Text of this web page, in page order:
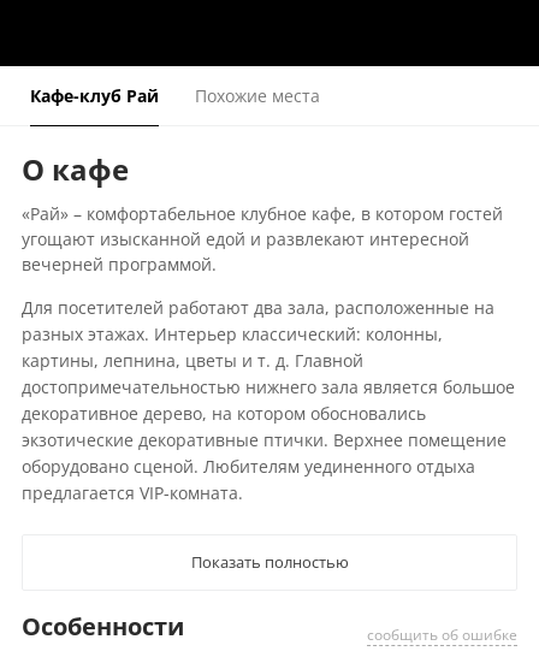
Кафе-клуб Рай Похожие места
О кафе
«Рай» – комфортабельное клубное кафе, в котором гостей
угощают изысканной едой и развлекают интересной
вечерней программой.
Для посетителей работают два зала, расположенные на
разных этажах. Интерьер классический: колонны,
картины, лепнина, цветы и т. д. Главной
достопримечательностью нижнего зала является большое
декоративное дерево, на котором обосновались
экзотические декоративные птички. Верхнее помещение
оборудовано сценой. Любителям уединенного отдыха
предлагается VIP-комната.
Показать полностью
сообщить об ошибке
Особенности